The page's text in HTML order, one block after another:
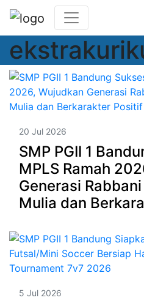
20 Jul 2026
SMP PGII 1
MPLS Ramah
Generasi
Mulia dan
5 Jul 2026